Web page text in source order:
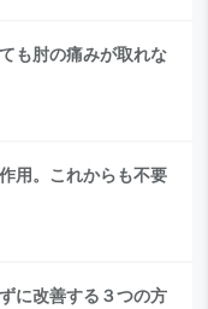
も肘の痛みが取れな
用。これからも不要
に改善する３つの方